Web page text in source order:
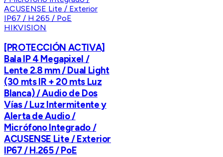
HIKVISION
[PROTECCIÓN ACTIVA]
Bala IP 4 Megapixel /
Lente 2.8 mm / Dual Light
(30 mts IR + 20 mts Luz
Blanca) / Audio de Dos
Vías / Luz Intermitente y
Alerta de Audio /
Micrófono Integrado /
ACUSENSE Lite / Exterior
IP67 / H.265 / PoE